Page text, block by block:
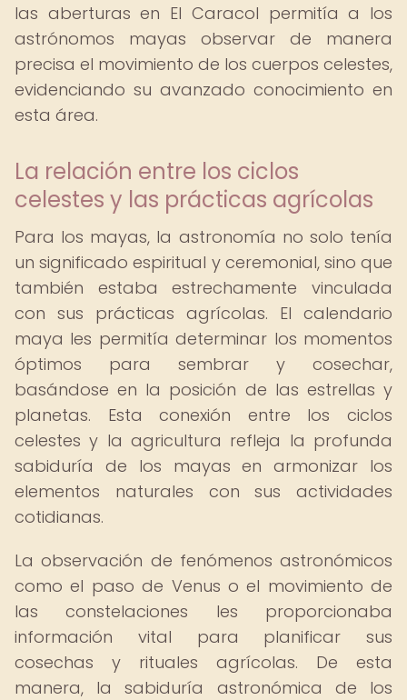
las aberturas en El Caracol permitía a los
astrónomos mayas observar de manera
precisa el movimiento de los cuerpos celestes,
evidenciando su avanzado conocimiento en
esta área.
La relación entre los ciclos
celestes y las prácticas agrícolas
Para los mayas, la astronomía no solo tenía
un significado espiritual y ceremonial, sino que
también estaba estrechamente vinculada
con sus prácticas agrícolas. El calendario
maya les permitía determinar los momentos
óptimos para sembrar y cosechar,
basándose en la posición de las estrellas y
planetas. Esta conexión entre los ciclos
celestes y la agricultura refleja la profunda
sabiduría de los mayas en armonizar los
elementos naturales con sus actividades
cotidianas.
La observación de fenómenos astronómicos
como el paso de Venus o el movimiento de
las constelaciones les proporcionaba
información vital para planificar sus
cosechas y rituales agrícolas. De esta
manera, la sabiduría astronómica de los